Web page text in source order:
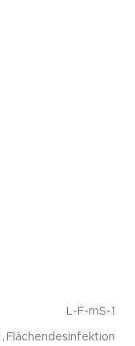
L-F-mS-1
, Flächendesinfektion